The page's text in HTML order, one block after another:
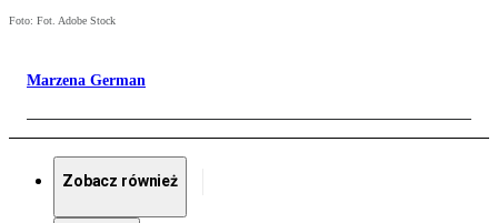
Foto: Fot. Adobe Stock
Marzena German
Zobacz również